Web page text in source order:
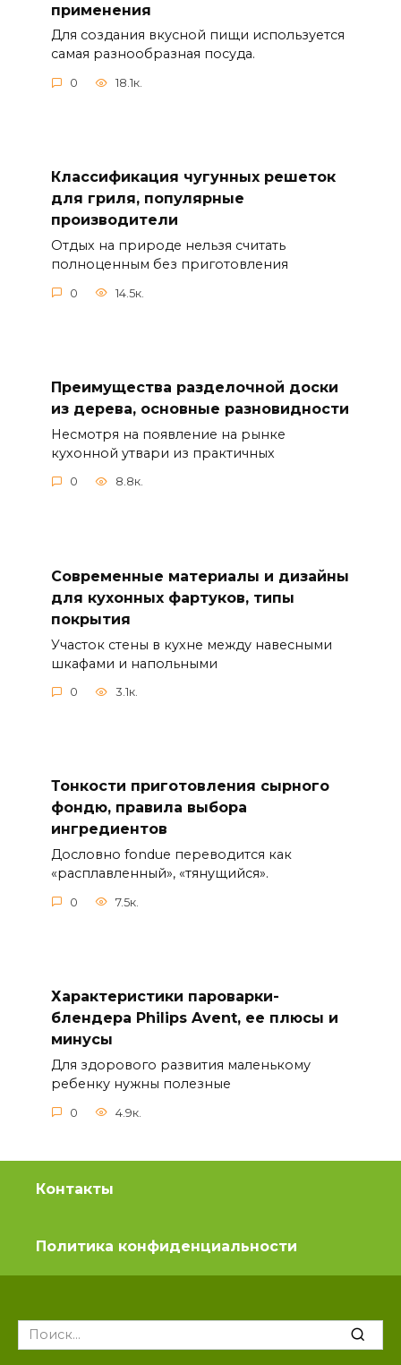
применения
Для создания вкусной пищи используется
самая разнообразная посуда.
0 18.1к.
Классификация чугунных решеток
для гриля, популярные
производители
Отдых на природе нельзя считать
полноценным без приготовления
0 14.5к.
Преимущества разделочной доски
из дерева, основные разновидности
Несмотря на появление на рынке
кухонной утвари из практичных
0 8.8к.
Современные материалы и дизайны
для кухонных фартуков, типы
покрытия
Участок стены в кухне между навесными
шкафами и напольными
0 3.1к.
Тонкости приготовления сырного
фондю, правила выбора
ингредиентов
Дословно fondue переводится как
«расплавленный», «тянущийся».
0 7.5к.
Характеристики пароварки-
блендера Philips Avent, ее плюсы и
минусы
Для здорового развития маленькому
ребенку нужны полезные
0 4.9к.
Контакты
Политика конфиденциальности
Search
for: